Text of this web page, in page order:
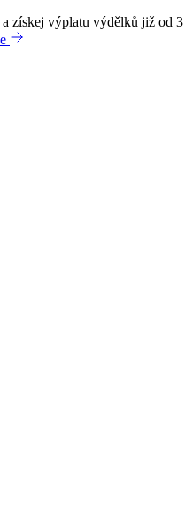
a získej výplatu výdělků již od 3